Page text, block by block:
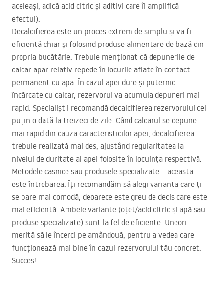
aceleași, adică acid citric și aditivi care îi amplifică
efectul).
Decalcifierea este un proces extrem de simplu și va fi
eficientă chiar și folosind produse alimentare de bază din
propria bucătărie. Trebuie menționat că depunerile de
calcar apar relativ repede în locurile aflate în contact
permanent cu apa. În cazul apei dure și puternic
încărcate cu calcar, rezervorul va acumula depuneri mai
rapid. Specialiștii recomandă decalcifierea rezervorului cel
puțin o dată la treizeci de zile. Când calcarul se depune
mai rapid din cauza caracteristicilor apei, decalcifierea
trebuie realizată mai des, ajustând regularitatea la
nivelul de duritate al apei folosite în locuința respectivă.
Metodele casnice sau produsele specializate – aceasta
este întrebarea. Îți recomandăm să alegi varianta care ți
se pare mai comodă, deoarece este greu de decis care este
mai eficientă. Ambele variante (oțet/acid citric și apă sau
produse specializate) sunt la fel de eficiente. Uneori
merită să le încerci pe amândouă, pentru a vedea care
funcționează mai bine în cazul rezervorului tău concret.
Succes!